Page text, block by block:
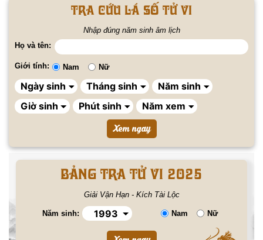
Tra cứu lá số tử vi
Nhập đúng năm sinh âm lịch
Họ và tên:
Giới tính: Nam Nữ
BẢNG TRA TỬ VI 2025
Giải Vận Hạn - Kích Tài Lộc
Năm sinh: Nam Nữ